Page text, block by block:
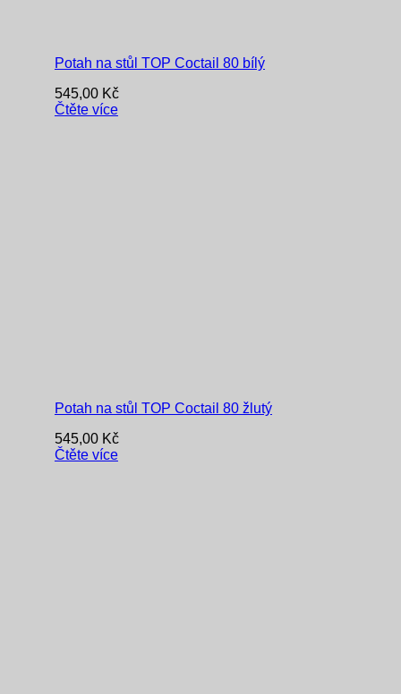
Potah na stůl TOP Coctail 80 bílý
545,00 Kč
Čtěte více
Potah na stůl TOP Coctail 80 žlutý
545,00 Kč
Čtěte více